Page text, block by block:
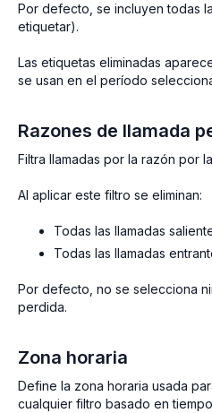
Por defecto, se incluyen todas
etiquetar).
Las etiquetas eliminadas
se usan en el período
Razones de llamada
Filtra llamadas por la razón por
Al aplicar este filtro se eliminan:
Todas las llamadas
Todas las llamadas
Por defecto, no se selecciona
perdida.
Zona horaria
Define la zona horaria usada
cualquier filtro basado en